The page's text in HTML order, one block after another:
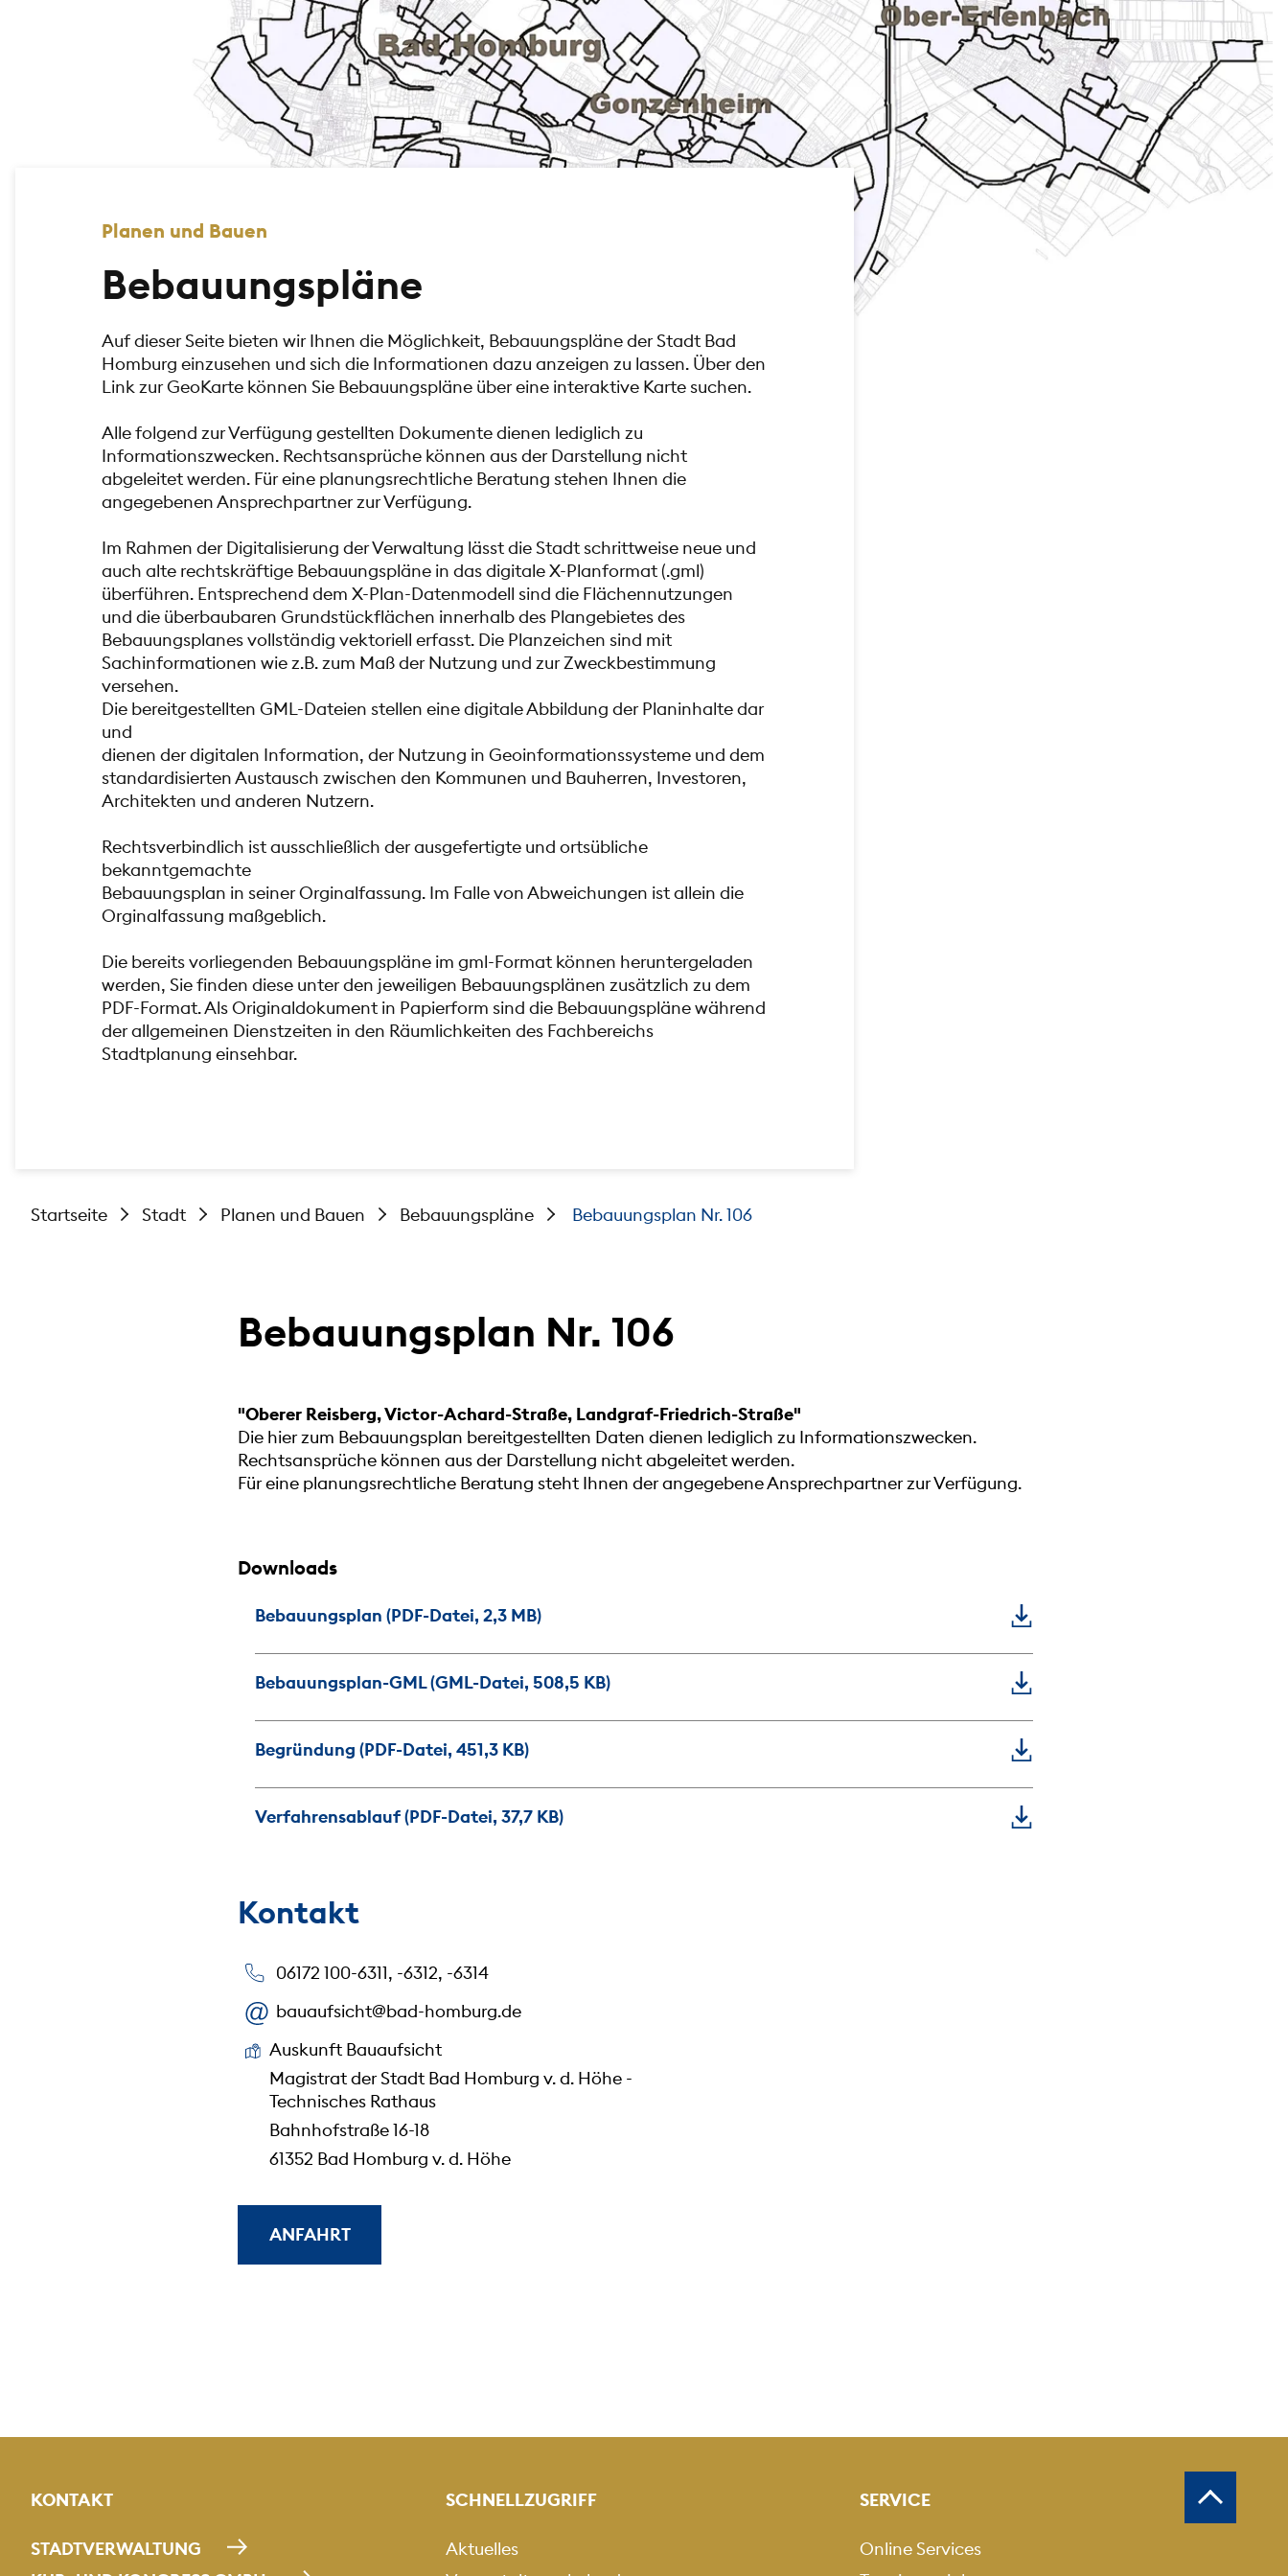
Planen und Bauen
Bebauungspläne
Auf dieser Seite bieten wir Ihnen die Möglichkeit, Bebauungspläne der Stadt Bad
Homburg einzusehen und sich die Informationen dazu anzeigen zu lassen. Über den
Link zur GeoKarte können Sie Bebauungspläne über eine interaktive Karte suchen.
Alle folgend zur Verfügung gestellten Dokumente dienen lediglich zu
Informationszwecken. Rechtsansprüche können aus der Darstellung nicht
abgeleitet werden. Für eine planungsrechtliche Beratung stehen Ihnen die
angegebenen Ansprechpartner zur Verfügung.
Im Rahmen der Digitalisierung der Verwaltung lässt die Stadt schrittweise neue und
auch alte rechtskräftige Bebauungspläne in das digitale X-Planformat (.gml)
überführen. Entsprechend dem X-Plan-Datenmodell sind die Flächennutzungen
und die überbaubaren Grundstückflächen innerhalb des Plangebietes des
Bebauungsplanes vollständig vektoriell erfasst. Die Planzeichen sind mit
Sachinformationen wie z.B. zum Maß der Nutzung und zur Zweckbestimmung
versehen.
Die bereitgestellten GML-Dateien stellen eine digitale Abbildung der Planinhalte dar
und
dienen der digitalen Information, der Nutzung in Geoinformationssysteme und dem
standardisierten Austausch zwischen den Kommunen und Bauherren, Investoren,
Architekten und anderen Nutzern.
Rechtsverbindlich ist ausschließlich der ausgefertigte und ortsübliche
bekanntgemachte
Bebauungsplan in seiner Orginalfassung. Im Falle von Abweichungen ist allein die
Orginalfassung maßgeblich.
Die bereits vorliegenden Bebauungspläne im gml-Format können heruntergeladen
werden, Sie finden diese unter den jeweiligen Bebauungsplänen zusätzlich zu dem
PDF-Format. Als Originaldokument in Papierform sind die Bebauungspläne während
der allgemeinen Dienstzeiten in den Räumlichkeiten des Fachbereichs
Stadtplanung einsehbar.
Startseite Stadt Planen und Bauen Bebauungspläne Bebauungsplan Nr. 106
Bebauungsplan Nr. 106
"Oberer Reisberg, Victor-Achard-Straße, Landgraf-Friedrich-Straße"
Die hier zum Bebauungsplan bereitgestellten Daten dienen lediglich zu Informationszwecken.
Rechtsansprüche können aus der Darstellung nicht abgeleitet werden.
Für eine planungsrechtliche Beratung steht Ihnen der angegebene Ansprechpartner zur Verfügung.
Downloads
Bebauungsplan (PDF-Datei, 2,3 MB)
Bebauungsplan-GML (GML-Datei, 508,5 KB)
Begründung (PDF-Datei, 451,3 KB)
Verfahrensablauf (PDF-Datei, 37,7 KB)
Kontakt
06172 100-6311, -6312, -6314
bauaufsicht@bad-homburg.de
Auskunft Bauaufsicht
Magistrat der Stadt Bad Homburg v. d. Höhe -
Technisches Rathaus
Bahnhofstraße 16-18
61352 Bad Homburg v. d. Höhe
ANFAHRT
KONTAKT
STADTVERWALTUNG
SCHNELLZUGRIFF
Aktuelles
SERVICE
Online Services